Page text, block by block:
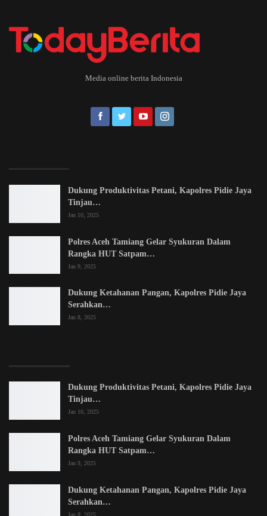
Media online berita Indonesia
Dukung Produktivitas Petani, Kapolres Pidie Jaya
Tinjau…
Jan 10, 2025
Polres Aceh Tamiang Gelar Syukuran Dalam
Rangka HUT Satpam…
Jan 9, 2025
Dukung Ketahanan Pangan, Kapolres Pidie Jaya
Serahkan…
Jan 8, 2025
Dukung Produktivitas Petani, Kapolres Pidie Jaya
Tinjau…
Jan 10, 2025
Polres Aceh Tamiang Gelar Syukuran Dalam
Rangka HUT Satpam…
Jan 9, 2025
Dukung Ketahanan Pangan, Kapolres Pidie Jaya
Serahkan…
Jan 8, 2025